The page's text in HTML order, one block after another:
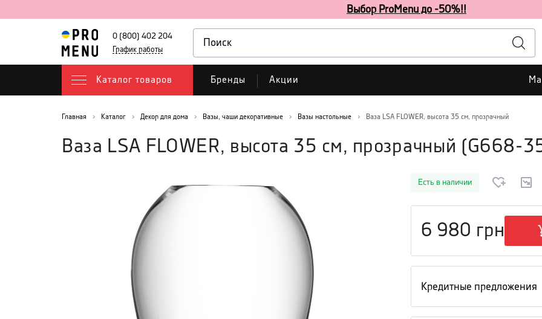
Выбор ProMenu до -50%!!
0 (800) 402 204
График работы
Каталог товаров Бренды Акции
Главная Каталог Декор для дома Вазы, чаши декоративные Вазы настольные Ваза LSA FLOWER, высота 35 см, прозрачный
Ваза LSA FLOWER, высота 35 см, прозрачный ( G668-
Есть в наличии
6 980 грн
Кредитные предложения